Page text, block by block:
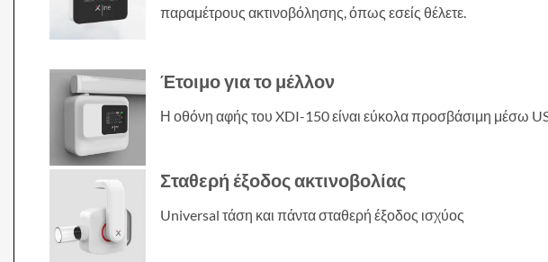
παραμέτρους ακτινοβόλησης, όπως εσείς θέλετε.
Έτοιμο για το μέλλον
Η οθόνη αφής του XDI-150 είναι εύκολα προσβάσιμη μέσω
Σταθερή έξοδος ακτινοβολίας
Universal τάση και πάντα σταθερή έξοδος ισχύος